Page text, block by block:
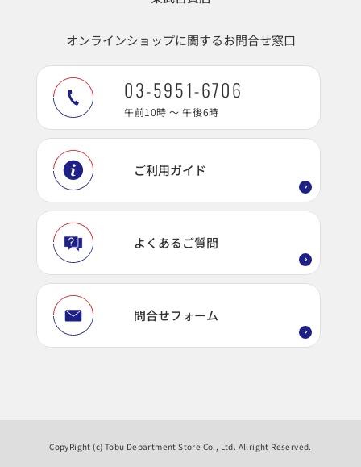
オンラインショップに関するお問合せ窓口
03-5951-6706
午前10時 ～ 午後6時
ご利用ガイド
よくあるご質問
問合せフォーム
CopyRight (c) Tobu Department Store Co., Ltd. Allright Reserved.